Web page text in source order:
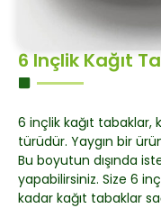
6 Inçlik Kağıt
6 inçlik kağıt tabaklar,
türüdür. Yaygın bir
Bu boyutun dışında
yapabilirsiniz. Size 6
kadar kağıt tabaklar